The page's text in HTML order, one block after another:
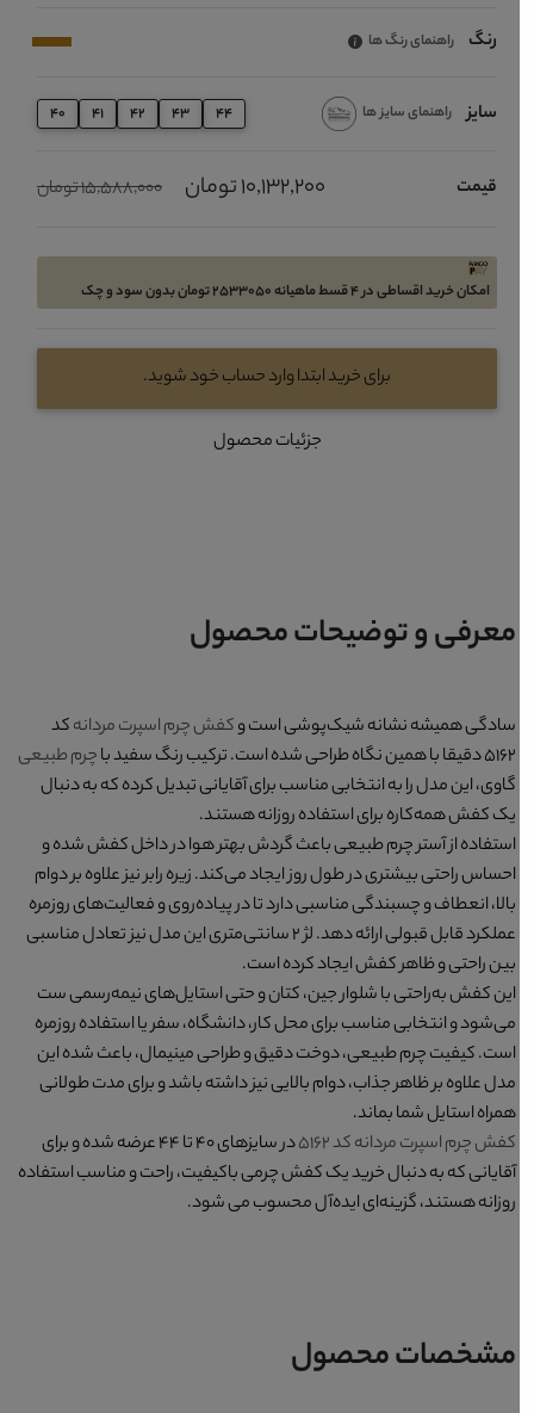
رنگ راهنمای رنگ ها
سایز راهنمای سایز ها 43 44
قیمت 10,132,200 تومان 15,588,000 تومان
امکان خرید اقساطی در 4 قسط ماهیانه 2533050 تومان بدون سود و چک
برای خرید ابتدا وارد حساب خود شوید.
جزئیات محصول
معرفی و توضیحات محصول
سادگی همیشه نشانه شیک‌پوشی است وکفش چرم اسپرت مردانهکد
۵۱۶۲ دقیقا با همین نگاه طراحی شده است. ترکیب رنگ سفید با
چرم طبیعی
گاوی، این مدل را به انتخابی مناسب برای آقایانی تبدیل کرده که به دنبال
یک کفش همه‌کاره برای استفاده روزانه هستند.
استفاده از آستر چرم طبیعی باعث گردش بهتر هوا در داخل کفش شده و
احساس راحتی بیشتری در طول روز ایجاد می‌کند. زیره رابر نیز علاوه بر دوام
بالا، انعطاف و چسبندگی مناسبی دارد تا در پیاده‌روی و فعالیت‌های روزمره
عملکرد قابل قبولی ارائه دهد. لژ ۲ سانتی‌متری این مدل نیز تعادل مناسبی
بین راحتی و ظاهر کفش ایجاد کرده است.
این کفش به‌راحتی با شلوار جین، کتان و حتی استایل‌های نیمه‌رسمی ست
می‌شود و انتخابی مناسب برای محل کار، دانشگاه، سفر یا استفاده روزمره
است. کیفیت چرم طبیعی، دوخت دقیق و طراحی مینیمال، باعث شده این
مدل علاوه بر ظاهر جذاب، دوام بالایی نیز داشته باشد و برای مدت طولانی
همراه استایل شما بماند.
کفش چرم اسپرت مردانه کد ۵۱۶۲
در سایزهای ۴۰ تا ۴۴ عرضه شده و برای
آقایانی که به دنبال خرید یک کفش چرمی باکیفیت، راحت و مناسب استفاده
روزانه هستند، گزینه‌ای ایده‌آل محسوب می شود.
مشخصات محصول